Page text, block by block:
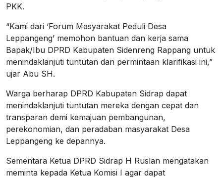
PKK.
“Kami dari ‘Forum Masyarakat Peduli Desa
Leppangeng’ memohon bantuan dan kerja sama
Bapak/Ibu DPRD Kabupaten Sidenreng Rappang untuk
menindaklanjuti tuntutan dan permintaan klarifikasi ini,”
ujar Abu SH.
Warga berharap DPRD Kabupaten Sidrap dapat
menindaklanjuti tuntutan mereka dengan cepat dan
transparan demi kemajuan pembangunan,
perekonomian, dan peradaban masyarakat Desa
Leppangeng ke depannya.
Sementara Ketua DPRD Sidrap H Ruslan mengatakan
meminta kepada Ketua Komisi I agar dapat